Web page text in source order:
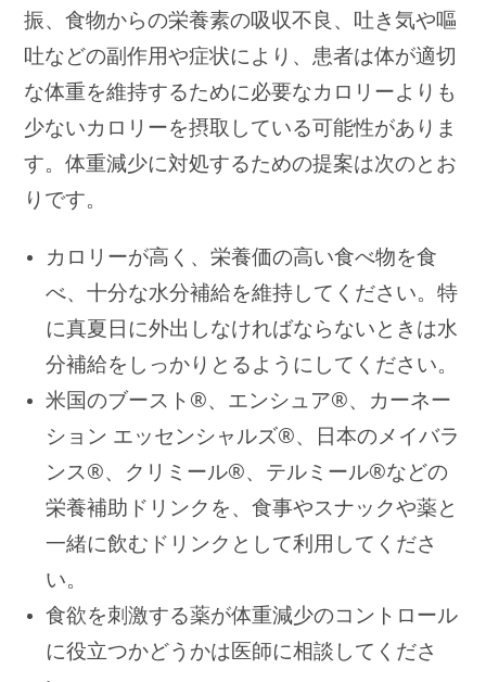
振、食物からの栄養素の吸収不良、吐き気や嘔
吐などの副作用や症状により、患者は体が適切
な体重を維持するために必要なカロリーよりも
少ないカロリーを摂取している可能性がありま
す。体重減少に対処するための提案は次のとお
りです。
カロリーが高く、栄養価の高い食べ物を食
べ、十分な水分補給を維持してください。特
に真夏日に外出しなければならないときは水
分補給をしっかりとるようにしてください。
米国のブースト®、エンシュア®、カーネー
ション エッセンシャルズ®、日本のメイバラ
ンス®、クリミール®、テルミール®などの
栄養補助ドリンクを、食事やスナックや薬と
一緒に飲むドリンクとして利用してくださ
い。
食欲を刺激する薬が体重減少のコントロール
に役立つかどうかは医師に相談してくださ